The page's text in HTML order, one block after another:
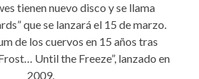
tienen nuevo disco y se llama
que se lanzará el 15 de marzo.
de los cuervos en 15 años tras
Until the Freeze”, lanzado en
2009.